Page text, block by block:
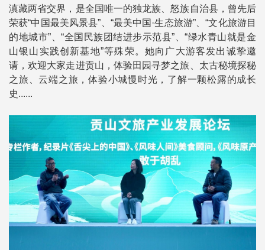
滇藏两省交界，是全国唯一的独龙族、怒族自治县，曾先后
荣获“中国最美风景县”、“最美中国·生态旅游”、“文化旅游目
的地城市”、“全国民族团结进步示范县”、“绿水青山就是金
山银山实践创新基地”等殊荣。她向广大游客发出诚挚邀
请，欢迎大家走进贡山，体验田园寻梦之旅、太古秘境探秘
之旅、云端之旅，体验小城慢时光，了解一颗松露的成长
史......